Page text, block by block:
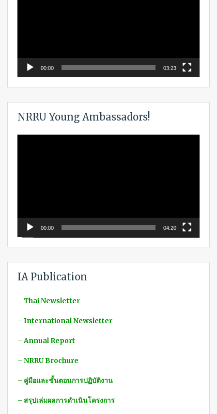
00:00 03:23
NRRU Young Ambassadors!
00:00 04:20
IA Publication
– Thai Newsletter
– International Newsletter
– Annual Report
– NRRU Brochure
– คู่มือและขั้นตอนการปฏิบัติงาน
– สรุปเล่มผลการดำเนินโครงการ